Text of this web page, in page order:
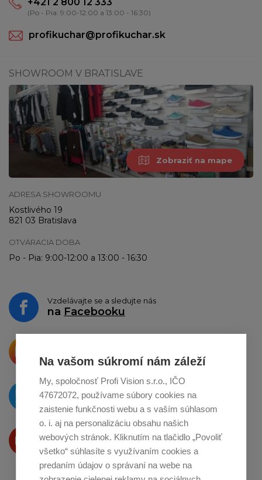
Na vašom súkromí nám záleží
My, spoločnosť Profi Vision s.r.o., IČO
47672072, používame súbory cookies na
zaistenie funkčnosti webu a s vaším súhlasom
o. i. aj na personalizáciu obsahu našich
webových stránok. Kliknutím na tlačidlo „Povoliť
všetko“ súhlasíte s využívaním cookies a
predaním údajov o správaní na webe na
(Po - Pia: 9:00-12:00 a 13:00 - 16:30)
profikuchar@profikuchar.sk
SHOWROOM V BRATISLAVE
Zobraziť na mape
ADRESA SHOWROOMU
Kostlivého 19
821 03 Bratislava
OTVÁRACIA DOBA
Po - Pia: 9:00-12:00 a 13:00 - 16:30
Vzdelávajte se a sledujte nás
na Facebooku
o zdieľanie naInstagrame
O novinkách píšeme
naTwitteri
Produkty Vám predstavujeme
na Youtube